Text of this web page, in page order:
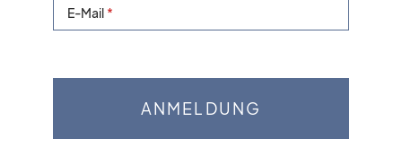
E-Mail